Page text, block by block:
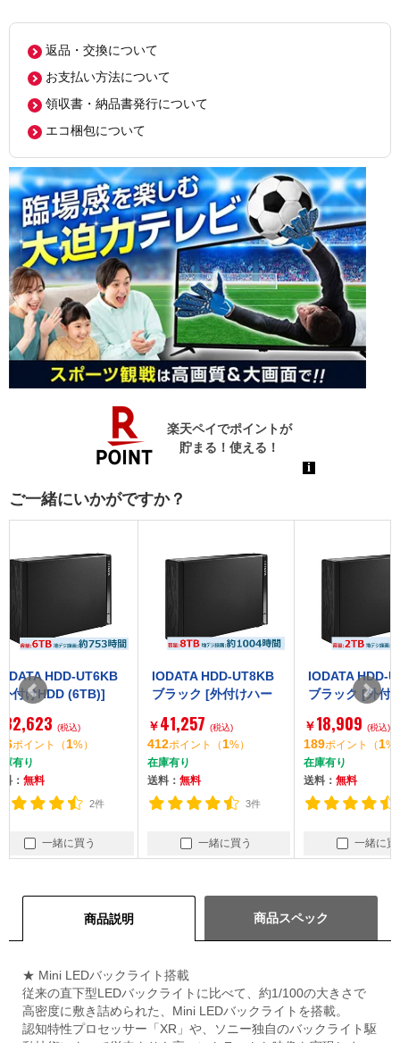
返品・交換について
お支払い方法について
領収書・納品書発行について
エコ梱包について
ご一緒にいかがですか？
IODATA HDD-UT8KB
ブラック [外付けハー
5Gbps(USB 3.2 Gen
1)対応 テレビ録画&パ
ソコン両対応)]
￥41,257
412ポイント（
在庫有り
送料：
一緒に買う
IODATA HDD-UT2KB
ブラック [外付けハー
5Gbps(USB 3.2 Gen
1)対応 テレビ録画&パ
ソコン両対応)]
￥18,909
189ポイント（
在庫有り
送料：
一緒に買う
IODATA
ホワイト
ディスク
録画＆パ
応)]
￥18,710
187ポイント
在庫有り
送料：
一
商品説明 商品スペック
★ Mini LEDバックライト搭載
従来の直下型LEDバックライトに比べて、約1/100の大きさで
高密度に敷き詰められた、Mini LEDバックライトを搭載。
認知特性プロセッサー「XR」や、ソニー独自のバックライト駆